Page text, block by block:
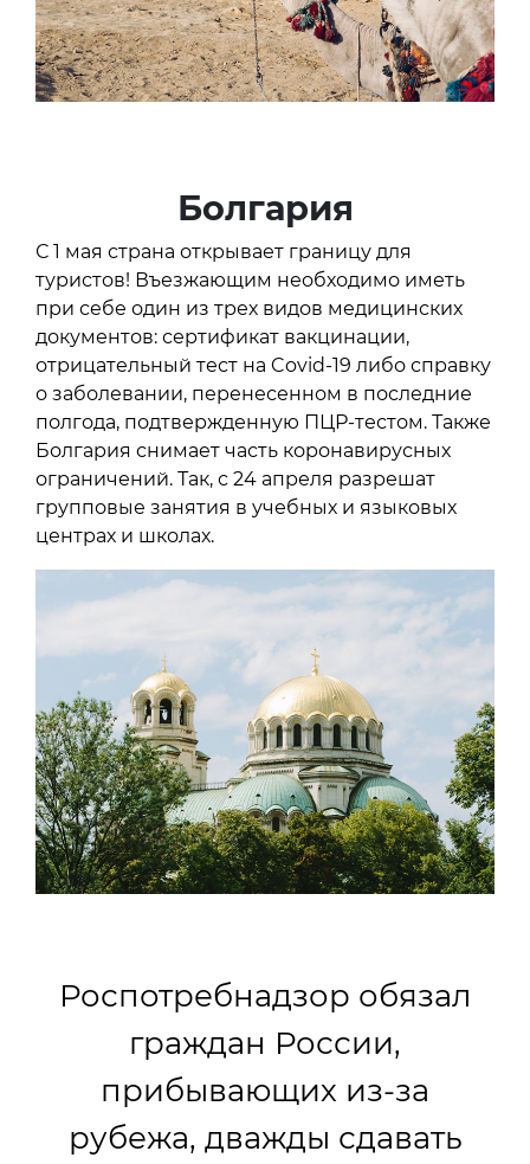
Болгария
С 1 мая страна открывает границу для
туристов! Въезжающим необходимо иметь
при себе один из трех видов медицинских
документов: сертификат вакцинации,
отрицательный тест на Covid-19 либо справку
о заболевании, перенесенном в последние
полгода, подтвержденную ПЦР-тестом. Также
Болгария снимает часть коронавирусных
ограничений. Так, с 24 апреля разрешат
групповые занятия в учебных и языковых
центрах и школах.
Роспотребнадзор обязал
граждан России,
прибывающих из-за
рубежа, дважды сдавать